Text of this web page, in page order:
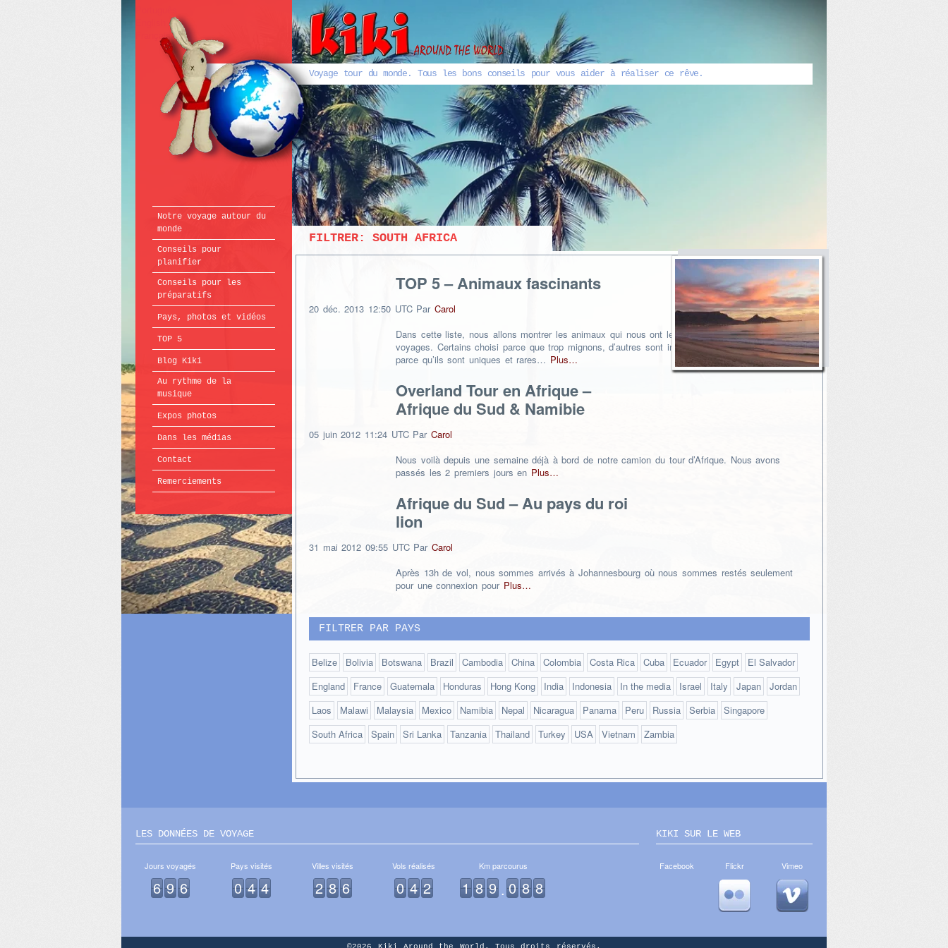
Voyage tour du monde. Tous les bons conseils pour vous aider à réaliser ce rêve.
Français
Notre voyage autour du
monde
Conseils pour
planifier
Conseils pour les
préparatifs
Pays, photos et vidéos
TOP 5
Blog Kiki
Au rythme de la
musique
Expos photos
Dans les médias
Contact
Remerciements
FILTRER: SOUTH AFRICA
TOP 5 – Animaux fascinants
20 déc. 2013 12:50 UTC Par Carol
Dans cette liste, nous allons montrer les animaux qui nous ont le plus enchanté lors de nos
voyages. Certains choisi parce que trop mignons, d’autres sont incroyablement beaux, d’autres
parce qu’ils sont uniques et rares… Plus…
Overland Tour en Afrique –
Afrique du Sud & Namibie
05 juin 2012 11:24 UTC Par Carol
Nous voilà depuis une semaine déjà à bord de notre camion du tour d’Afrique. Nous avons
passés les 2 premiers jours en Plus…
Afrique du Sud – Au pays du roi
lion
31 mai 2012 09:55 UTC Par Carol
Après 13h de vol, nous sommes arrivés à Johannesbourg où nous sommes restés seulement
pour une connexion pour Plus…
FILTRER PAR PAYS
Belize Bolivia Botswana Brazil Cambodia China Colombia Costa Rica Cuba Ecuador Egypt
El Salvador
England
France Guatemala Honduras Hong Kong India Indonesia In the media Israel Italy Japan
Jordan
Laos
Malawi Malaysia Mexico Namibia Nepal Nicaragua Panama Peru Russia Serbia
Singapore
South Africa
Spain Sri Lanka Tanzania Thailand Turkey USA Vietnam Zambia
LES DONNÉES DE VOYAGE
Jours voyagés
6 9 6
Pays visités
0 4 4
Villes visités
2 8 6
Vols réalisés
0 4 2
Km parcourus
1 8 9 . 0 8 8
KIKI SUR LE WEB
Facebook Flickr Vimeo